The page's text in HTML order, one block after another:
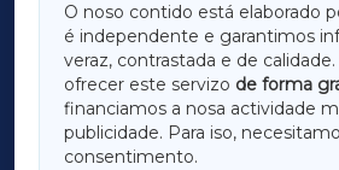
O noso contido está elaborado
é independente e garantimos
veraz, contrastada e de
ofrecer este servizo de forma
financiamos a nosa actividade
publicidade. Para iso,
consentimento.
LUGOXA
TERRACHAXA